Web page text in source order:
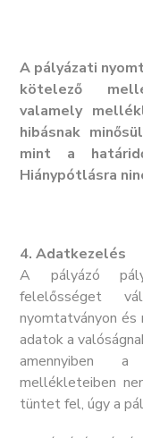
A pályázati
kötelező
valamely
hibásnak
mint a
Hiánypótlásra
4. Adatkezelés
A pályázó
felelősséget
nyomtatványon
adatok a
amennyiben
mellékleteiben
tüntet fel, úgy a